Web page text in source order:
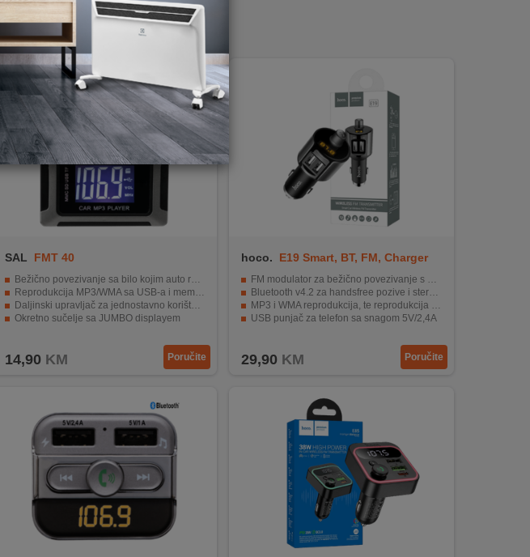
SAL FMT 40
Bežično povezivanje sa bilo kojim auto radiom
Reprodukcija MP3/WMA sa USB-a i memorijskih kartica
Daljinski upravljač za jednostavno korištenje
Okretno sučelje sa JUMBO displayem
14,90 KM Poručite
hoco. E19 Smart, BT, FM, Charger
FM modulator za bežično povezivanje s auto radiom
Bluetooth v4.2 za handsfree pozive i stereo reprodukciju glazbe
MP3 i WMA reprodukcija, te reprodukcija s USB-a
USB punjač za telefon sa snagom 5V/2,4A
29,90 KM Poručite